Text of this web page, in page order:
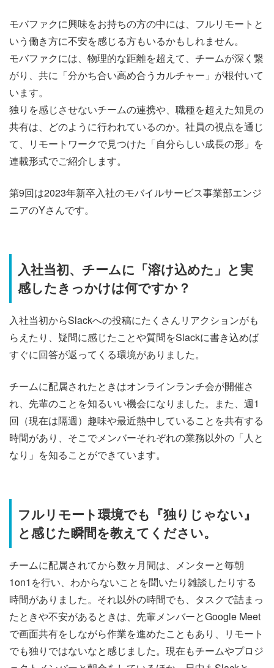
モバファクに興味をお持ちの方の中には、フルリモートと
いう働き方に不安を感じる方もいるかもしれません。
モバファクには、物理的な距離を超えて、チームが深く繋
がり、共に「分かち合い高め合うカルチャー」が根付いて
います。
独りを感じさせないチームの連携や、職種を超えた知見の
共有は、どのように行われているのか。社員の視点を通じ
て、リモートワークで見つけた「自分らしい成長の形」を
連載形式でご紹介します。
第9回は2023年新卒入社のモバイルサービス事業部エンジ
ニアのYさんです。
入社当初、チームに「溶け込めた」と実
感したきっかけは何ですか？
入社当初からSlackへの投稿にたくさんリアクションがも
らえたり、疑問に感じたことや質問をSlackに書き込めば
すぐに回答が返ってくる環境がありました。
チームに配属されたときはオンラインランチ会が開催さ
れ、先輩のことを知るいい機会になりました。また、週1
回（現在は隔週）趣味や最近熱中していることを共有する
時間があり、そこでメンバーそれぞれの業務以外の「人と
なり」を知ることができています。
フルリモート環境でも『独りじゃない』
と感じた瞬間を教えてください。
チームに配属されてから数ヶ月間は、メンターと毎朝
1on1を行い、わからないことを聞いたり雑談したりする
時間がありました。それ以外の時間でも、タスクで詰まっ
たときや不安があるときは、先輩メンバーとGoogle Meet
で画面共有をしながら作業を進めたこともあり、リモート
でも独りではないなと感じました。現在もチームやプロジ